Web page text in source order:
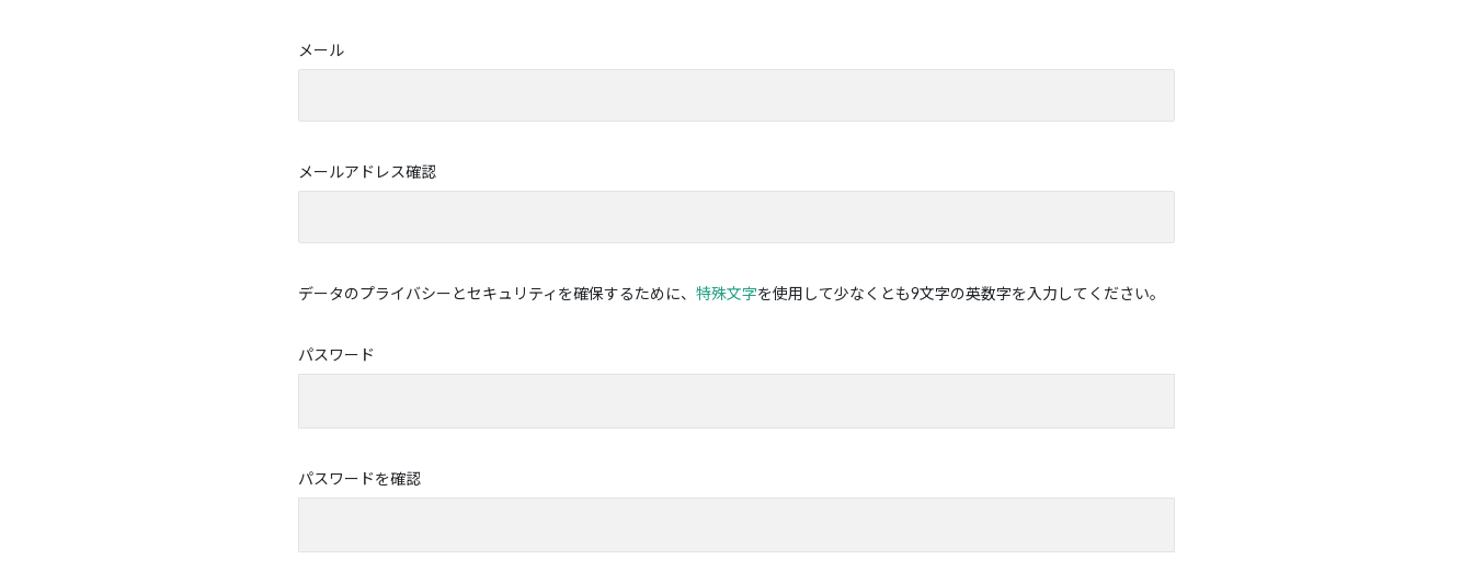
メール
メールアドレス確認
データのプライバシーとセキュリティを確保するために、 特殊文字を使用して少なくとも9文字の英数字を入力してください。
パスワード
パスワードを確認